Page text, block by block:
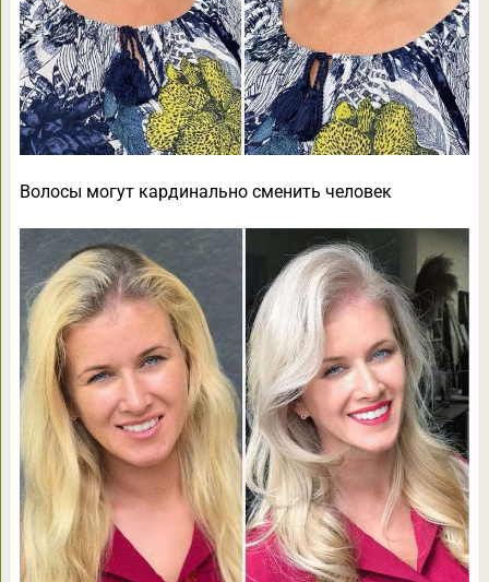
Волосы могут кардинально сменить человек